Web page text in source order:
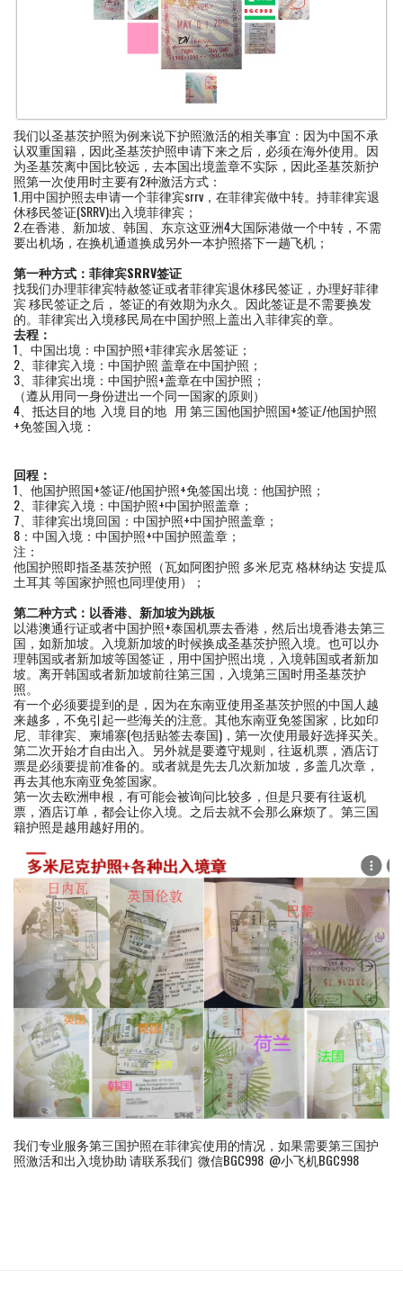
我们以圣基茨护照为例来说下护照激活的相关事宜：因为中国不承
认双重国籍，因此圣基茨护照申请下来之后，必须在海外使用。因
为圣基茨离中国比较远，去本国出境盖章不实际，因此圣基茨新护
照第一次使用时主要有2种激活方式：
1.用中国护照去申请一个菲律宾srrv，在菲律宾做中转。持菲律宾退
休移民签证(SRRV)出入境菲律宾；
2.在香港、新加坡、韩国、东京这亚洲4大国际港做一个中转，不需
要出机场，在换机通道换成另外一本护照搭下一趟飞机；
第一种方式：菲律宾SRRV签证
找我们办理菲律宾特赦签证或者菲律宾退休移民签证，办理好菲律
宾 移民签证之后， 签证的有效期为永久。因此签证是不需要换发
的。菲律宾出入境移民局在中国护照上盖出入菲律宾的章。
去程：
1、中国出境：中国护照+菲律宾永居签证；
2、菲律宾入境：中国护照 盖章在中国护照；
3、菲律宾出境：中国护照+盖章在中国护照；
（遵从用同一身份进出一个同一国家的原则）
4、抵达目的地 入境 目的地 用 第三国他国护照国+签证/他国护照
+免签国入境：
回程：
1、他国护照国+签证/他国护照+免签国出境：他国护照；
2、菲律宾入境：中国护照+中国护照盖章；
7、菲律宾出境回国：中国护照+中国护照盖章；
8：中国入境：中国护照+中国护照盖章；
注：
他国护照即指圣基茨护照（瓦如阿图护照 多米尼克 格林纳达 安提瓜
土耳其 等国家护照也同理使用）；
第二种方式：以香港、新加坡为跳板
以港澳通行证或者中国护照+泰国机票去香港，然后出境香港去第三
国，如新加坡。入境新加坡的时候换成圣基茨护照入境。也可以办
理韩国或者新加坡等国签证，用中国护照出境，入境韩国或者新加
坡。离开韩国或者新加坡前往第三国，入境第三国时用圣基茨护
照。
有一个必须要提到的是，因为在东南亚使用圣基茨护照的中国人越
来越多，不免引起一些海关的注意。其他东南亚免签国家，比如印
尼、菲律宾、柬埔寨(包括贴签去泰国)，第一次使用最好选择买关。
第二次开始才自由出入。另外就是要遵守规则，往返机票，酒店订
票是必须要提前准备的。或者就是先去几次新加坡，多盖几次章，
再去其他东南亚免签国家。
第一次去欧洲申根，有可能会被询问比较多，但是只要有往返机
票，酒店订单，都会让你入境。之后去就不会那么麻烦了。第三国
籍护照是越用越好用的。
我们专业服务第三国护照在菲律宾使用的情况，如果需要第三国护
照激活和出入境协助 请联系我们 微信BGC998 @小飞机BGC998